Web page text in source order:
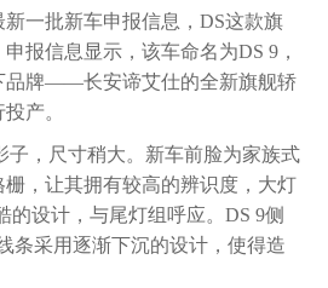
一批新车申报信息，DS这款旗
报信息显示，该车命名为DS 9，
品牌——长安谛艾仕的全新旗舰轿
产。
子，尺寸稍大。新车前脸为家族式
，让其拥有较高的辨识度，大灯
的设计，与尾灯组呼应。DS 9侧
条采用逐渐下沉的设计，使得造